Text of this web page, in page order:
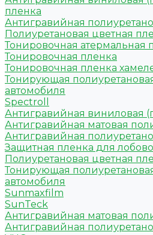
пленка
Антигравийная
Полиуретановая цветная
Тонировочная атермальная
Тонировочная пленка
Тонировочная пленка
Тонирующая
автомобиля
Spectroll
Антигравийная виниловая
Антигравийная матовая
Антигравийная
Защитная пленка для
Полиуретановая цветная
Тонирующая
автомобиля
Sunmaxfilm
SunTeck
Антигравийная матовая
Антигравийная